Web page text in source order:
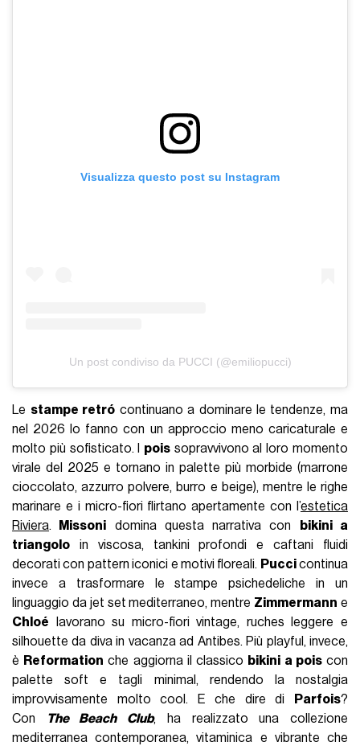
Visualizza questo post su Instagram
Un post condiviso da PUCCI (@emiliopucci)
Le stampe retró continuano a dominare le tendenze, ma
nel 2026 lo fanno con un approccio meno caricaturale e
molto più sofisticato. I pois sopravvivono al loro momento
virale del 2025 e tornano in palette più morbide (marrone
cioccolato, azzurro polvere, burro e beige), mentre le righe
marinare e i micro-fiori flirtano apertamente con l’estetica
Riviera. Missoni domina questa narrativa con
bikini a
triangolo in viscosa, tankini profondi e caftani fluidi
decorati con pattern iconici e motivi floreali. Puccicontinua
invece a trasformare le stampe psichedeliche in un
linguaggio da jet set mediterraneo, mentre Zimmermann e
Chloé lavorano su micro-fiori vintage, ruches leggere e
silhouette da diva in vacanza ad Antibes. Più playful, invece,
è Reformation che aggiorna il classico bikini a poiscon
palette soft e tagli minimal, rendendo la nostalgia
improvvisamente molto cool. E che dire di
Parfois?
Con
The Beach Club, ha realizzato una collezione
mediterranea contemporanea, vitaminica e vibrante che